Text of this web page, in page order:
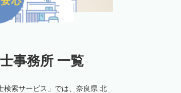
事務所 一覧
検索サービス」では、奈良県 北